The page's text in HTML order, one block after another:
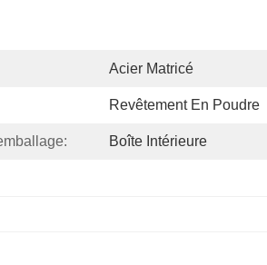
Acier Matricé
Revêtement En Poudre
Boîte Intérieure